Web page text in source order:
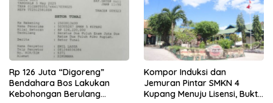
Rp 126 Juta “Digoreng”
Bendahara Bos Lakukan
Kebohongan Berulang
Kompor Induksi dan
Jemuran Pintar SMKN 4
Kupang Menuju Lisensi, Bukti